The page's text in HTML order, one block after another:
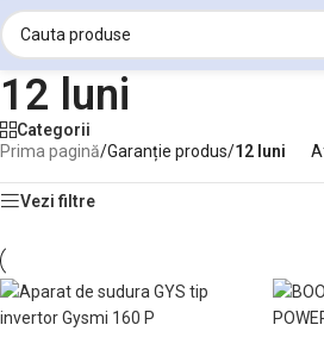
12 luni
Categorii
Prima pagină/Garanție produs/12 luni
Vezi filtre